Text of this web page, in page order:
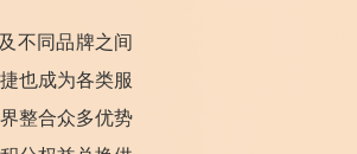
不同品牌之间
也成为各类服
整合众多优势